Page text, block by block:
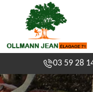
03 59 28